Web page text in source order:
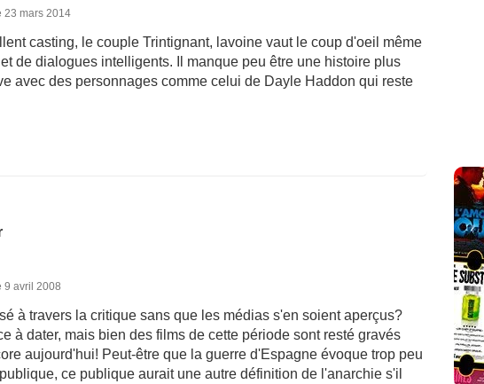
23 mars 2014
casting, le couple Trintignant, lavoine vaut le coup d'oeil même
de dialogues intelligents. Il manque peu être une histoire plus
avec des personnages comme celui de Dayle Haddon qui reste
9 avril 2008
à travers la critique sans que les médias s'en soient aperçus?
à dater, mais bien des films de cette période sont resté gravés
aujourd'hui! Peut-être que la guerre d'Espagne évoque trop peu
ce publique aurait une autre définition de l'anarchie s'il